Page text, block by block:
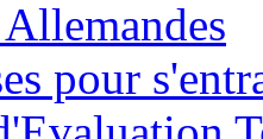
Allemandes
pour